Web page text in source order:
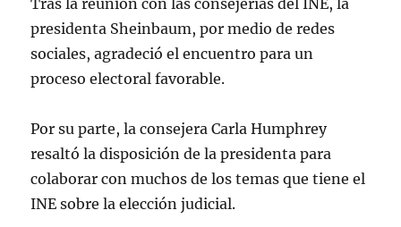
Tras la reunión con las consejerías del INE, la
presidenta Sheinbaum, por medio de redes
sociales, agradeció el encuentro para un
proceso electoral favorable.
Por su parte, la consejera Carla Humphrey
resaltó la disposición de la presidenta para
colaborar con muchos de los temas que tiene el
INE sobre la elección judicial.